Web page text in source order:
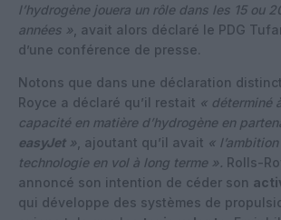
l’hydrogène jouera un rôle dans les 15 ou
années » , avait alors déclaré le PDG
d’une conférence de presse.
Notons que dans une déclaration
Royce a déclaré qu’il restait « déterminé
capacité en matière d’hydrogène en
easyJet» , ajoutant qu’il avait «
technologie en vol à long terme ». Rolls-
annoncé son intention de céder son
qui développe des systèmes de